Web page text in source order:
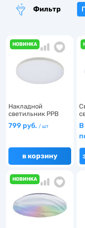
6
1
1
Фильтр
НОВИНКА
Накладной
светильник PPB
OPAL 30W 40…
799 руб. / шт
в корзину
НОВИНКА